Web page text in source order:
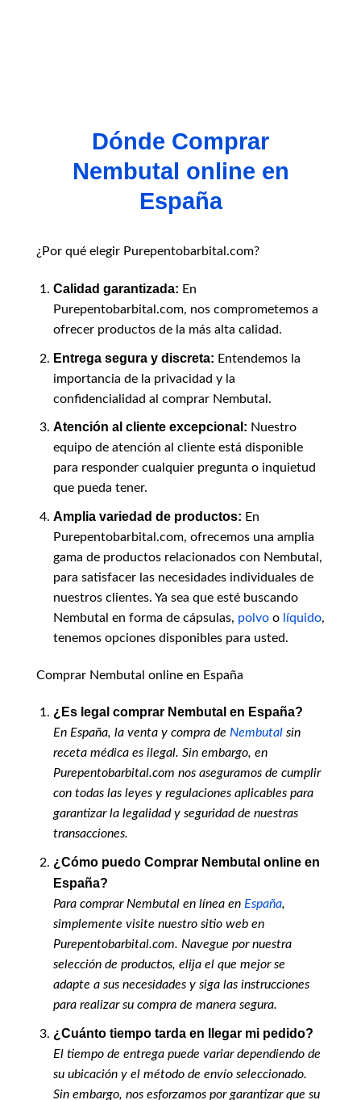
Dónde Comprar
Nembutal online en
España
¿Por qué elegir Purepentobarbital.com?
Calidad garantizada: En
Purepentobarbital.com, nos comprometemos a
ofrecer productos de la más alta calidad.
Entrega segura y discreta: Entendemos la
importancia de la privacidad y la
confidencialidad al comprar Nembutal.
Atención al cliente excepcional: Nuestro
equipo de atención al cliente está disponible
para responder cualquier pregunta o inquietud
que pueda tener.
Amplia variedad de productos: En
Purepentobarbital.com, ofrecemos una amplia
gama de productos relacionados con Nembutal,
para satisfacer las necesidades individuales de
nuestros clientes. Ya sea que esté buscando
Nembutal en forma de cápsulas, polvoo líquido,
tenemos opciones disponibles para usted.
Comprar Nembutal online en España
¿Es legal comprar Nembutal en España?
En España, la venta y compra de Nembutalsin
receta médica es ilegal. Sin embargo, en
Purepentobarbital.com nos aseguramos de cumplir
con todas las leyes y regulaciones aplicables para
garantizar la legalidad y seguridad de nuestras
transacciones.
¿Cómo puedo Comprar Nembutal online en
España?
Para comprar Nembutal en línea en España,
simplemente visite nuestro sitio web en
Purepentobarbital.com. Navegue por nuestra
selección de productos, elija el que mejor se
adapte a sus necesidades y siga las instrucciones
para realizar su compra de manera segura.
¿Cuánto tiempo tarda en llegar mi pedido?
El tiempo de entrega puede variar dependiendo de
su ubicación y el método de envío seleccionado.
Sin embargo, nos esforzamos por garantizar que su